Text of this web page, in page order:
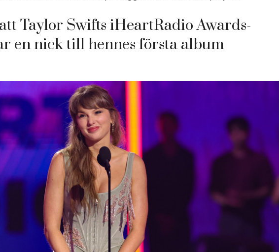
Taylor Swifts iHeartRadio Awards-
en nick till hennes första album